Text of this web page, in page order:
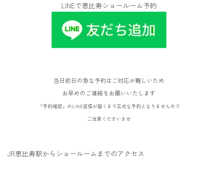
LINEで恵比寿ショールーム予約
当日前日の急な予約はご対応が難しいため
お早めのご連絡をお願いいたします
「予約確認」のLINE返信が届くまで正式な予約となりませんので
ご注意くださいませ
JR恵比寿駅からショールームまでのアクセス